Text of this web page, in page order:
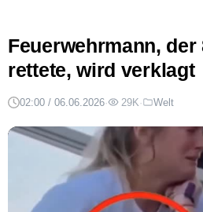
Feuerwehrmann, der
rettete, wird verklagt
02:00 / 06.06.2026· 29K· Welt